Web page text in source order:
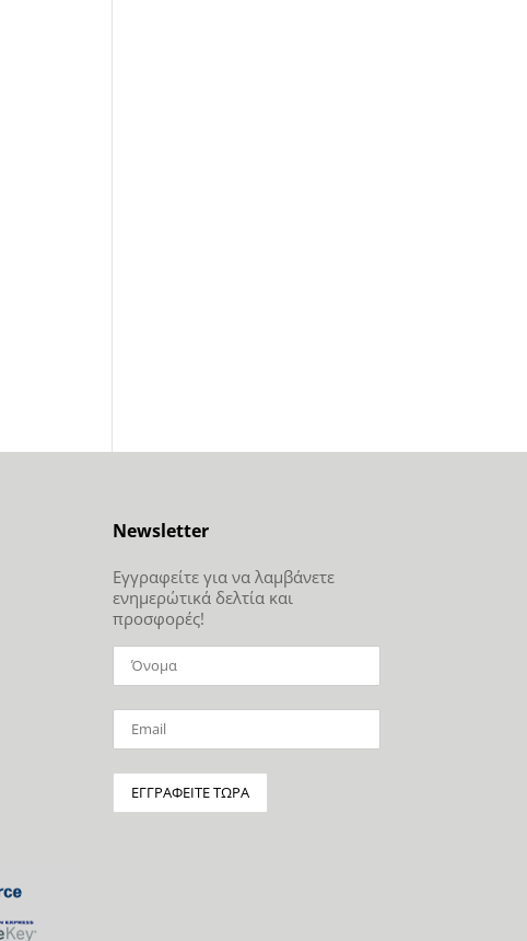
Newsletter
Εγγραφείτε για να λαμβάνετε
ενημερώτικά δελτία και
προσφορές!